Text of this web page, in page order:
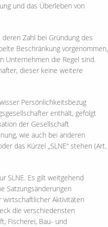
und das Überleben von
Zahl bei Gründung des
Beschränkung vorgenommen,
Unternehmen die Regel sind.
dieser keine weitere
Persönlichkeitsbezug
enthält, gefolgt
der Gesellschaft
wie auch bei anderen
das Kürzel „SLNE“ stehen (Art.
SLNE. Es gilt weitgehend
Satzungsänderungen
wirtschaftlicher Aktivitäten
die verschiedensten
Fischerei, Bau- und